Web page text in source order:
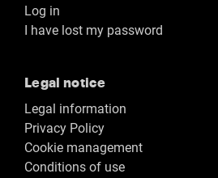
Log in
I have lost my password
Legal notice
Legal information
Privacy Policy
Cookie management
Conditions of use